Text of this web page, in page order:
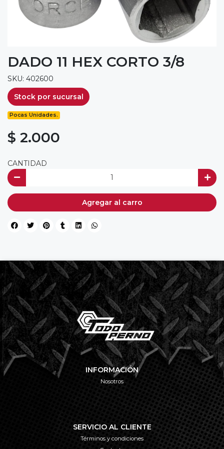
DADO 11 HEX CORTO 3/8
SKU: 402600
Stock por sucursal
Pocas Unidades.
$ 2.000
CANTIDAD
Agregar al carro
INFORMACIÓN
Nosotros
SERVICIO AL CLIENTE
Términos y condiciones